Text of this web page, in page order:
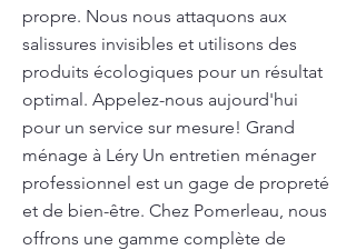
propre. Nous nous attaquons aux
salissures invisibles et utilisons des
produits écologiques pour un résultat
optimal. Appelez-nous aujourd'hui
pour un service sur mesure! Grand
ménage à Léry Un entretien ménager
professionnel est un gage de propreté
et de bien-être. Chez Pomerleau, nous
offrons une gamme complète de